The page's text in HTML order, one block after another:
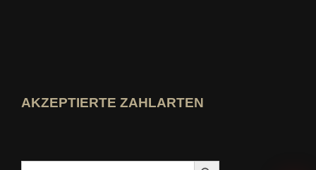
AKZEPTIERTE ZAHLARTEN
Search Search Button